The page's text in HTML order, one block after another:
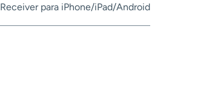
Receiver para iPhone/iPad/Android